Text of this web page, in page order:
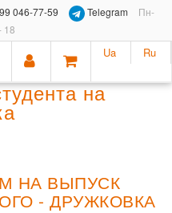
046-77-59 Telegram
Пн-
18
Ua Ru
на
НА ВЫПУСК
- ДРУЖКОВКА